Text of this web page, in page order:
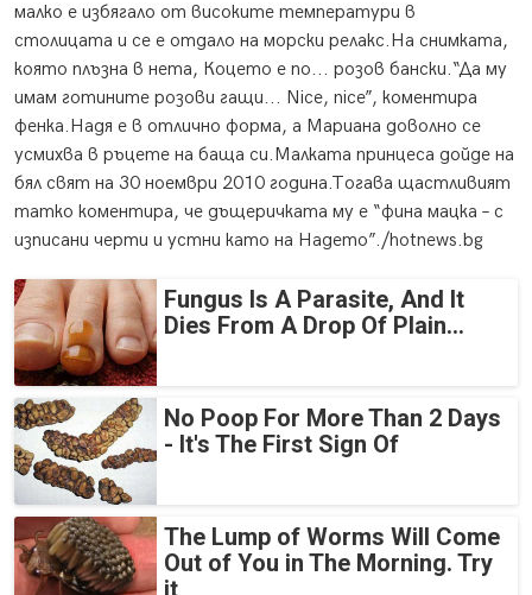
малко е избягало от високите температури в
столицата и се е отдало на морски релакс.На снимката,
която плъзна в нета, Коцето е по... розов бански.“Да му
имам готините розови гащи... Nice, nice”, коментира
фенка.Надя е в отлично форма, а Мариана доволно се
усмихва в ръцете на баща си.Малката принцеса дойде на
бял свят на 30 ноември 2010 година.Тогава щастливият
татко коментира, че дъщеричката му е “фина мацка – с
изписани черти и устни като на Надето”./hotnews.bg
Fungus Is A Parasite, And It
Dies From A Drop Of Plain...
No Poop For More Than 2 Days
- It's The First Sign Of
The Lump of Worms Will Come
Out of You in The Morning. Try
it